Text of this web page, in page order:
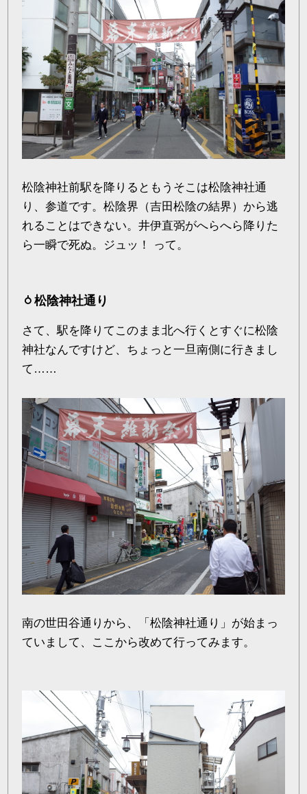
松陰神社前駅を降りるともうそこは松陰神社通
り、参道です。松陰界（吉田松陰の結界）から逃
れることはできない。井伊直弼がへらへら降りた
ら一瞬で死ぬ。ジュッ！ って。
松陰神社通り
さて、駅を降りてこのまま北へ行くとすぐに松陰
神社なんですけど、ちょっと一旦南側に行きまし
て……
南の世田谷通りから、「松陰神社通り」が始まっ
ていまして、ここから改めて行ってみます。